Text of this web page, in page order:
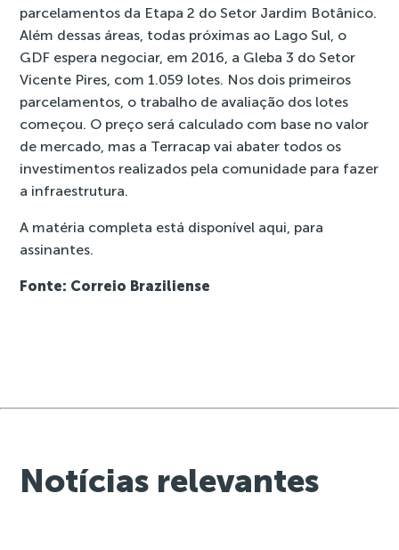
parcelamentos da Etapa 2 do Setor Jardim Botânico.
Além dessas áreas, todas próximas ao Lago Sul, o
GDF espera negociar, em 2016, a Gleba 3 do Setor
Vicente Pires, com 1.059 lotes. Nos dois primeiros
parcelamentos, o trabalho de avaliação dos lotes
começou. O preço será calculado com base no valor
de mercado, mas a Terracap vai abater todos os
investimentos realizados pela comunidade para fazer
a infraestrutura.
A matéria completa está disponível aqui, para
assinantes.
Fonte: Correio Braziliense
Notícias relevantes